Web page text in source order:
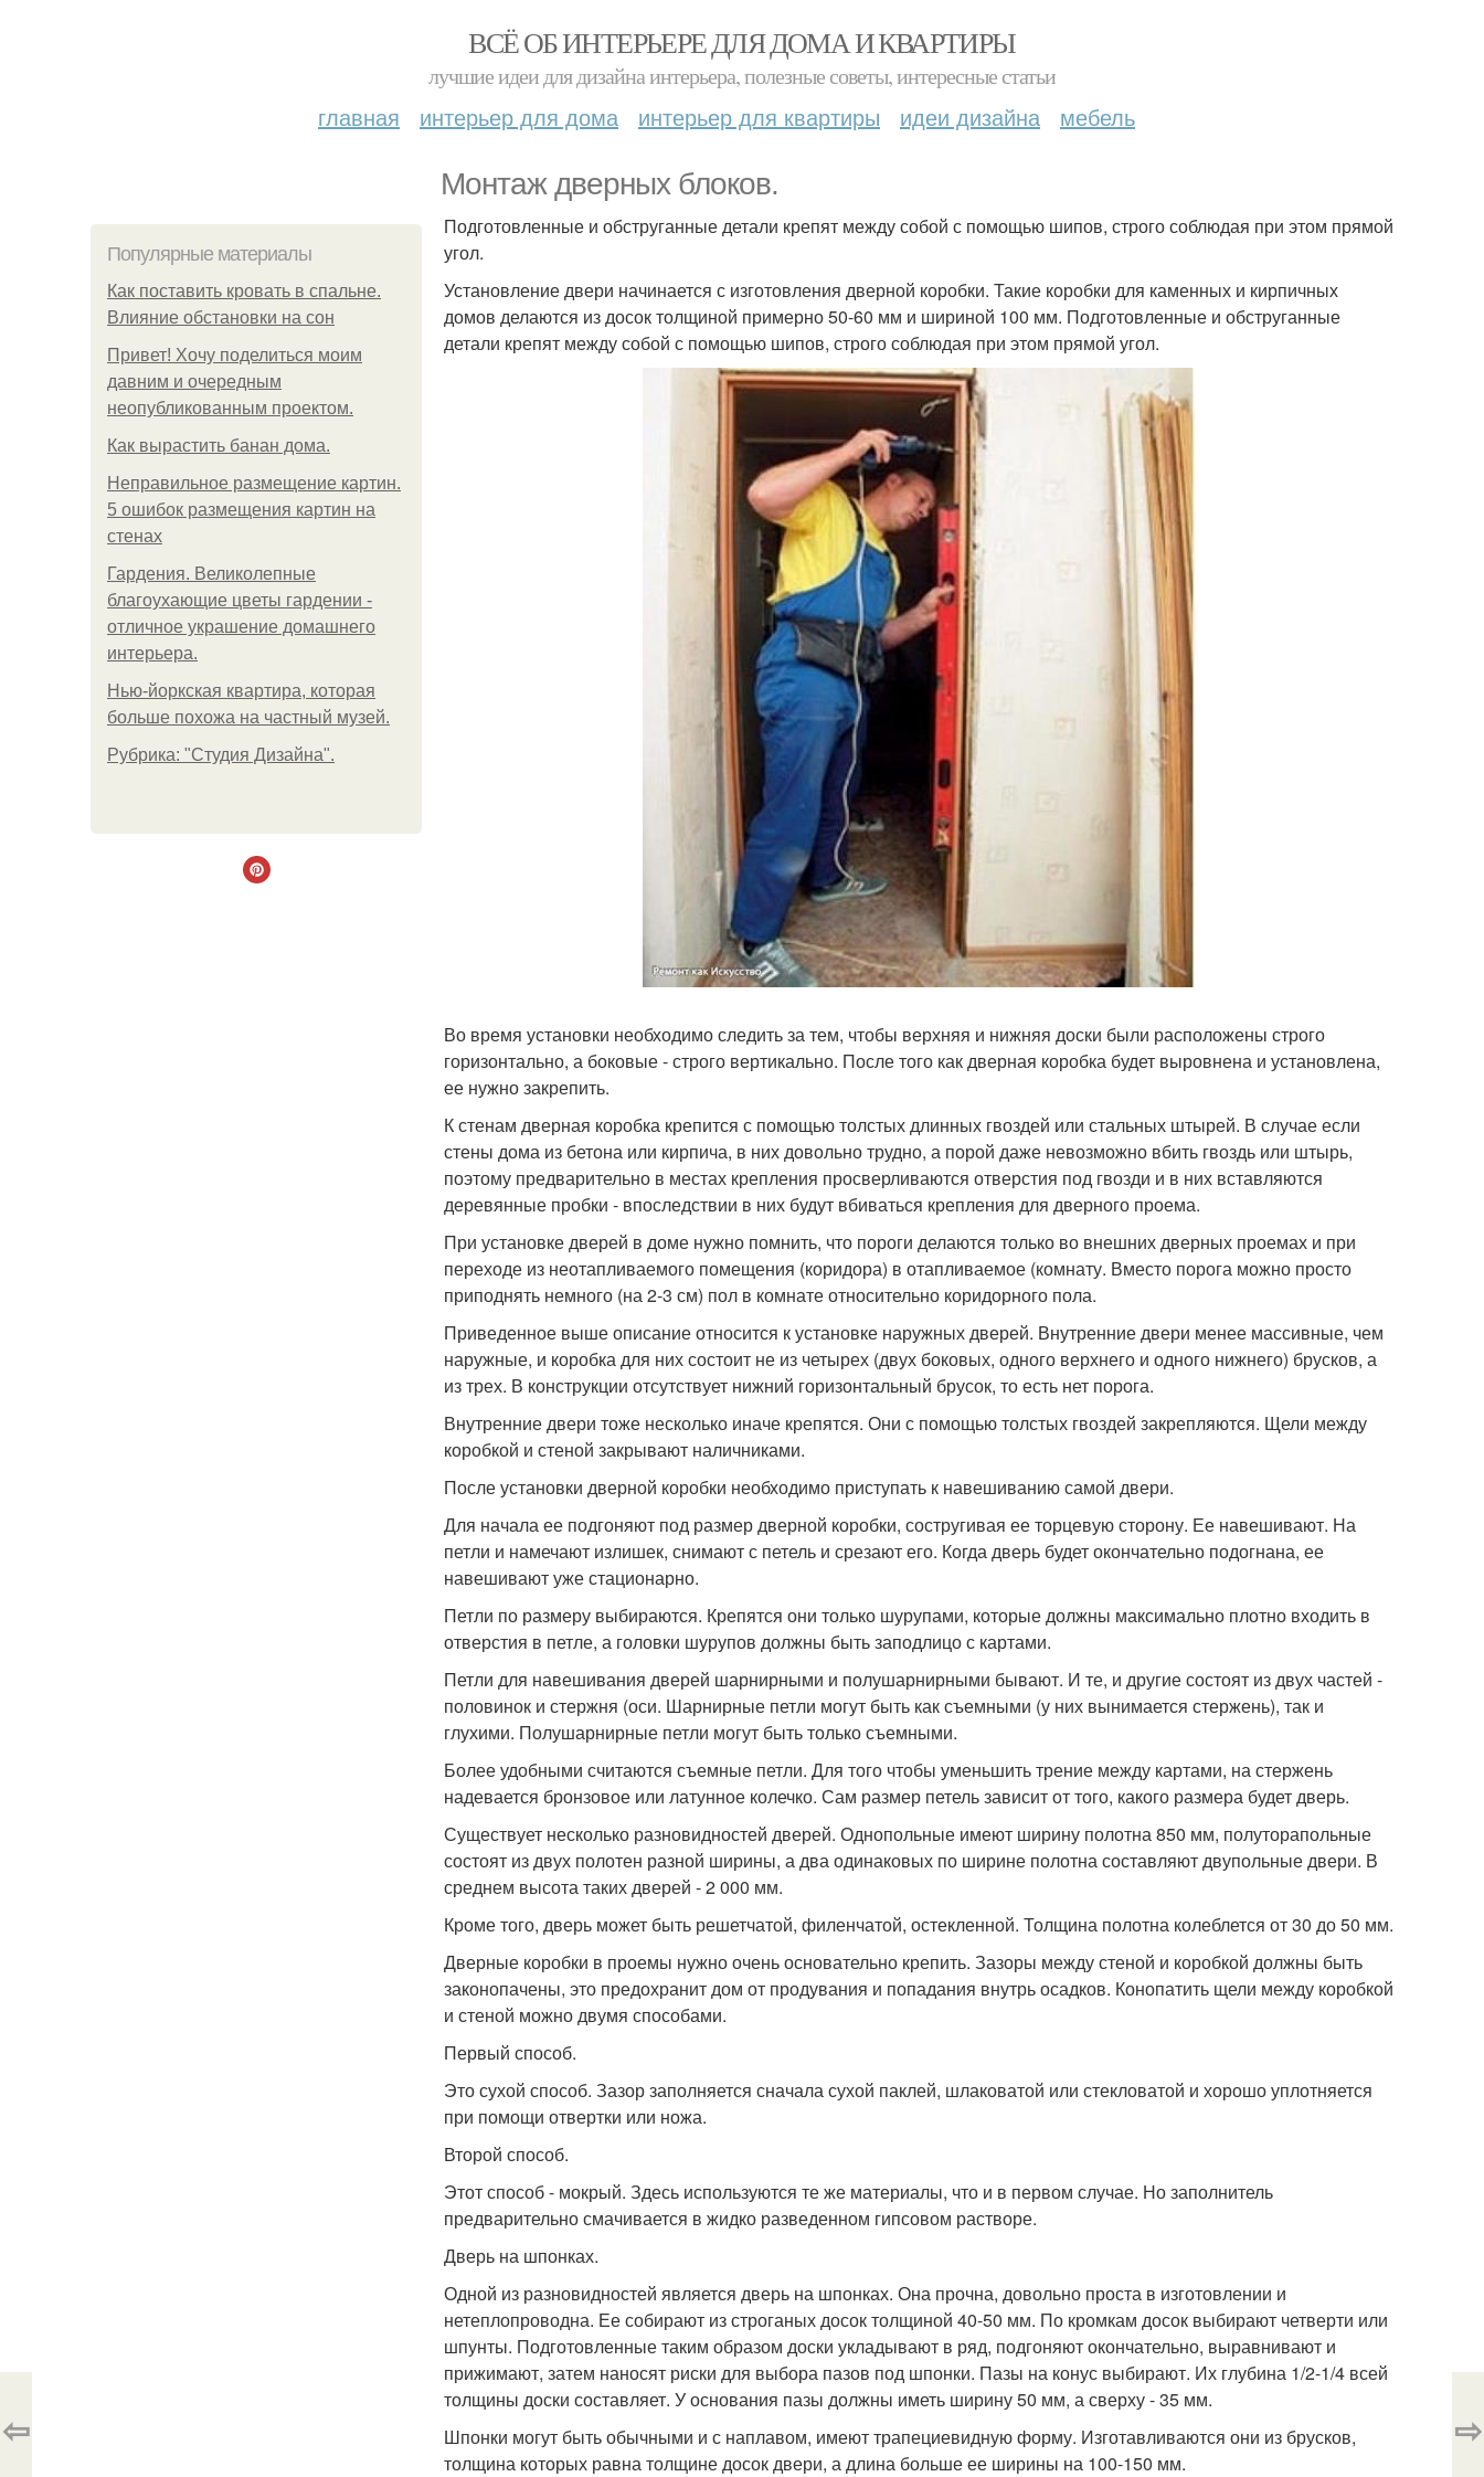
ВСЁ ОБ ИНТЕРЬЕРЕ ДЛЯ ДОМА И КВАРТИРЫ
лучшие идеи для дизайна интерьера, полезные советы, интересные статьи
главная интерьер для дома интерьер для квартиры идеи дизайна мебель
Монтаж дверных блоков.
Популярные материалы
Как поставить кровать в спальне.
Влияние обстановки на сон
Привет! Хочу поделиться моим
давним и очередным
неопубликованным проектом.
Как вырастить банан дома.
Неправильное размещение картин.
5 ошибок размещения картин на
стенах
Гардения. Великолепные
благоухающие цветы гардении -
отличное украшение домашнего
интерьера.
Нью-йоркская квартира, которая
больше похожа на частный музей.
Рубрика: "Студия Дизайна".
Подготовленные и обструганные детали крепят между собой с помощью шипов, строго соблюдая при этом прямой
угол.
Установление двери начинается с изготовления дверной коробки. Такие коробки для каменных и кирпичных
домов делаются из досок толщиной примерно 50-60 мм и шириной 100 мм. Подготовленные и обструганные
детали крепят между собой с помощью шипов, строго соблюдая при этом прямой угол.
Во время установки необходимо следить за тем, чтобы верхняя и нижняя доски были расположены строго
горизонтально, а боковые - строго вертикально. После того как дверная коробка будет выровнена и установлена,
ее нужно закрепить.
К стенам дверная коробка крепится с помощью толстых длинных гвоздей или стальных штырей. В случае если
стены дома из бетона или кирпича, в них довольно трудно, а порой даже невозможно вбить гвоздь или штырь,
поэтому предварительно в местах крепления просверливаются отверстия под гвозди и в них вставляются
деревянные пробки - впоследствии в них будут вбиваться крепления для дверного проема.
При установке дверей в доме нужно помнить, что пороги делаются только во внешних дверных проемах и при
переходе из неотапливаемого помещения (коридора) в отапливаемое (комнату. Вместо порога можно просто
приподнять немного (на 2-3 см) пол в комнате относительно коридорного пола.
Приведенное выше описание относится к установке наружных дверей. Внутренние двери менее массивные, чем
наружные, и коробка для них состоит не из четырех (двух боковых, одного верхнего и одного нижнего) брусков, а
из трех. В конструкции отсутствует нижний горизонтальный брусок, то есть нет порога.
Внутренние двери тоже несколько иначе крепятся. Они с помощью толстых гвоздей закрепляются. Щели между
коробкой и стеной закрывают наличниками.
После установки дверной коробки необходимо приступать к навешиванию самой двери.
Для начала ее подгоняют под размер дверной коробки, состругивая ее торцевую сторону. Ее навешивают. На
петли и намечают излишек, снимают с петель и срезают его. Когда дверь будет окончательно подогнана, ее
навешивают уже стационарно.
Петли по размеру выбираются. Крепятся они только шурупами, которые должны максимально плотно входить в
отверстия в петле, а головки шурупов должны быть заподлицо с картами.
Петли для навешивания дверей шарнирными и полушарнирными бывают. И те, и другие состоят из двух частей -
половинок и стержня (оси. Шарнирные петли могут быть как съемными (у них вынимается стержень), так и
глухими. Полушарнирные петли могут быть только съемными.
Более удобными считаются съемные петли. Для того чтобы уменьшить трение между картами, на стержень
надевается бронзовое или латунное колечко. Сам размер петель зависит от того, какого размера будет дверь.
Существует несколько разновидностей дверей. Однопольные имеют ширину полотна 850 мм, полуторапольные
состоят из двух полотен разной ширины, а два одинаковых по ширине полотна составляют двупольные двери. В
среднем высота таких дверей - 2 000 мм.
Кроме того, дверь может быть решетчатой, филенчатой, остекленной. Толщина полотна колеблется от 30 до 50 мм.
Дверные коробки в проемы нужно очень основательно крепить. Зазоры между стеной и коробкой должны быть
законопачены, это предохранит дом от продувания и попадания внутрь осадков. Конопатить щели между коробкой
и стеной можно двумя способами.
Первый способ.
Это сухой способ. Зазор заполняется сначала сухой паклей, шлаковатой или стекловатой и хорошо уплотняется
при помощи отвертки или ножа.
Второй способ.
Этот способ - мокрый. Здесь используются те же материалы, что и в первом случае. Но заполнитель
предварительно смачивается в жидко разведенном гипсовом растворе.
Дверь на шпонках.
Одной из разновидностей является дверь на шпонках. Она прочна, довольно проста в изготовлении и
нетеплопроводна. Ее собирают из строганых досок толщиной 40-50 мм. По кромкам досок выбирают четверти или
шпунты. Подготовленные таким образом доски укладывают в ряд, подгоняют окончательно, выравнивают и
прижимают, затем наносят риски для выбора пазов под шпонки. Пазы на конус выбирают. Их глубина 1/2-1/4 всей
толщины доски составляет. У основания пазы должны иметь ширину 50 мм, а сверху - 35 мм.
Шпонки могут быть обычными и с наплавом, имеют трапециевидную форму. Изготавливаются они из брусков,
толщина которых равна толщине досок двери, а длина больше ее ширины на 100-150 мм.
⇦ ⇨